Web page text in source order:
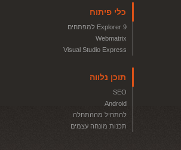
כלי פיתוח
Explorer 9 למפתחים
Webmatrix
Visual Studio Express
תוכן נלווה
SEO
Android
להתחיל מההתחלה
תכנות מונחה עצמים